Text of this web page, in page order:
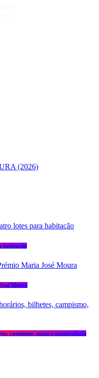
habitação
Moura
campismo, mapa e meteorologia